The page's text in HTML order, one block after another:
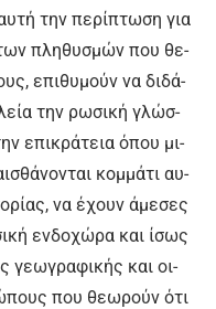
την πε­ρί­πτω­ση για
των πλη­θυ­σμών που θε­
ε­πι­θυ­μούν να δι­δά­
την ρω­σι­κή γλώσ­
ε­πι­κρά­τεια ό­που μι­
κομ­μά­τι αυ­
να έ­χουν ά­με­σες
εν­δο­χώ­ρα και ί­σως
γε­ω­γρα­φι­κής και οι­
που θε­ω­ρούν ό­τι